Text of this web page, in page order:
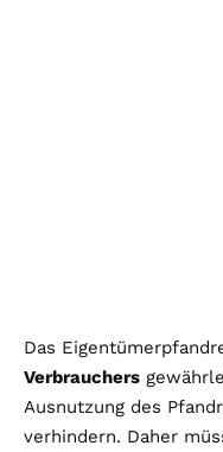
Das
Verbrauchers
Ausnutzung des
verhindern. Daher